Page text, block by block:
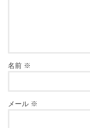
名前 ※
メール ※